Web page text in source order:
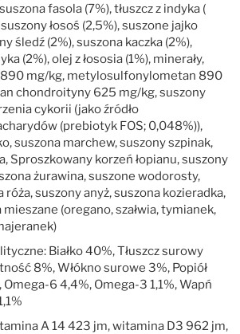
fasola (7%), tłuszcz z indyka (
łosoś (2,5%), suszone jajko
śledź (2%), suszona kaczka (2%),
(2%), olej z łososia (1%), minerały,
mg/kg, metylosulfonylometan 890
chondroityny 625 mg/kg, suszony
cykorii (jako źródło
(prebiotyk FOS; 0,048%)),
suszona marchew, suszony szpinak,
Sproszkowany korzeń łopianu, suszony
żurawina, suszone wodorosty,
róża, suszony anyż, suszona kozieradka,
mieszane (oregano, szałwia, tymianek,
Białko 40%, Tłuszcz surowy
8%, Włókno surowe 3%, Popiół
6 4,4%, Omega-3 1,1%, Wapń
A 14 423 jm, witamina D3 962 jm,